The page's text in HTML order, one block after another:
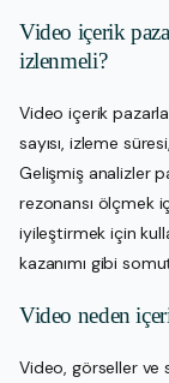
Video içerik
izlenmeli?
Video içerik
sayısı, izleme
Gelişmiş analizler
rezonansı ölçmek
iyileştirmek için
kazanımı gibi
Video neden
Video, görseller ve